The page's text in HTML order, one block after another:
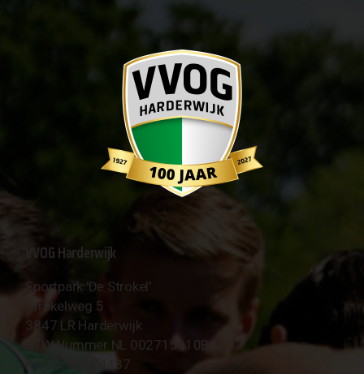
VVOG Harderwijk
Sportpark 'De Strokel'
Strokelweg 5
3847 LR Harderwijk
BTW Nummer NL 002715910B01
KvK Nr 40094437